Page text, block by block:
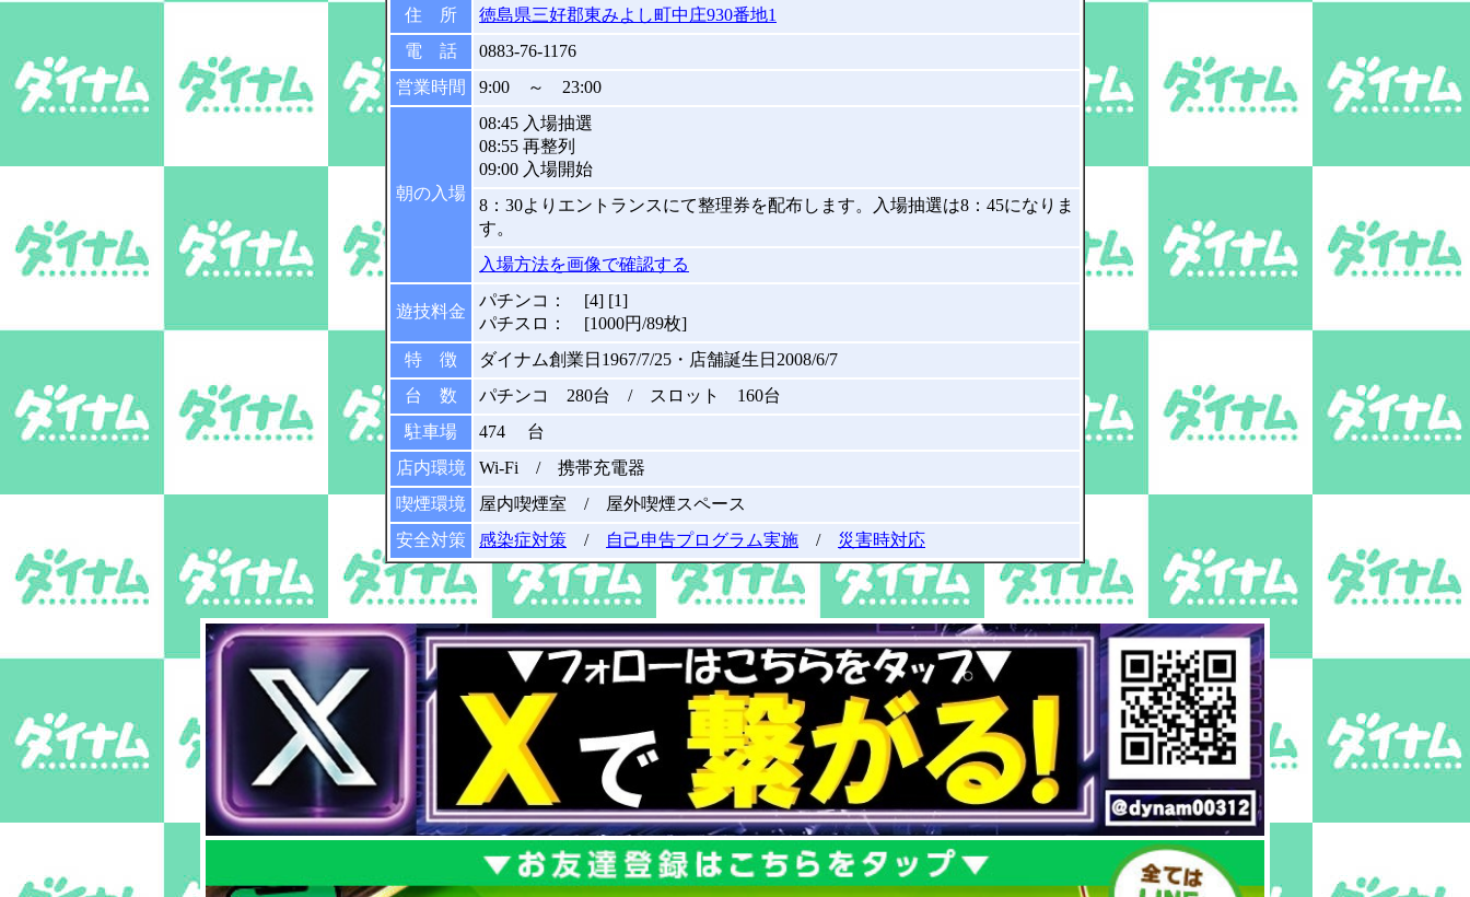
住 所
徳島県三好郡東みよし町中庄930番地1
電 話
0883-76-1176
営業時間
9:00 ～ 23:00
朝の入場
08:45 入場抽選
08:55 再整列
09:00 入場開始
8：30よりエントランスにて整理券を配布します。入場抽選は8：45になりま
す。
入場方法を画像で確認する
遊技料金
パチンコ： [4] [1]
パチスロ： [1000円/89枚]
特 徴
ダイナム創業日1967/7/25・店舗誕生日2008/6/7
台 数
パチンコ 280台 / スロット 160台
駐車場
474 台
店内環境
Wi-Fi / 携帯充電器
喫煙環境
屋内喫煙室 / 屋外喫煙スペース
安全対策
感染症対策 / 自己申告プログラム実施 / 災害時対応